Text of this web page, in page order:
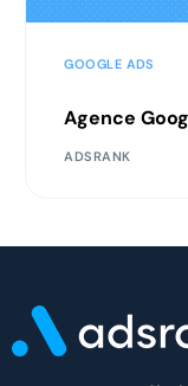
GOOGLE ADS
Agence
ADSRANK